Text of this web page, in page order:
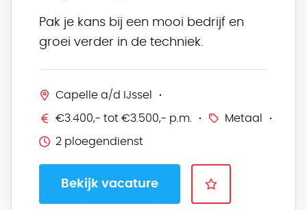
Pak je kans bij een mooi bedrijf en
groei verder in de techniek.
Capelle a/d IJssel
€3.400,- tot €3.500,- p.m. Metaal
2 ploegendienst
Bekijk vacature